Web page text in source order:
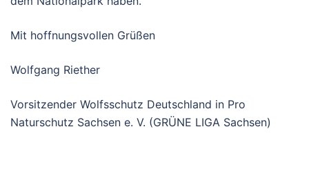
Mit hoffnungsvollen Grüßen
Wolfgang Riether
Vorsitzender Wolfsschutz Deutschland in Pro
Naturschutz Sachsen e. V. (GRÜNE LIGA Sachsen)